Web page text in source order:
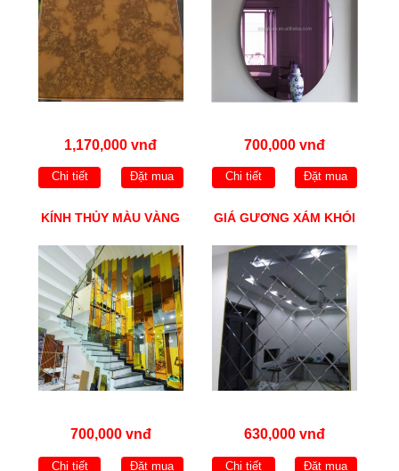
1,170,000 vnđ
Chi tiết Đặt mua
700,000 vnđ
Chi tiết Đặt mua
KÍNH THỦY MÀU VÀNG
700,000 vnđ
Chi tiết Đặt mua
GIÁ GƯƠNG XÁM KHÓI
630,000 vnđ
Chi tiết Đặt mua